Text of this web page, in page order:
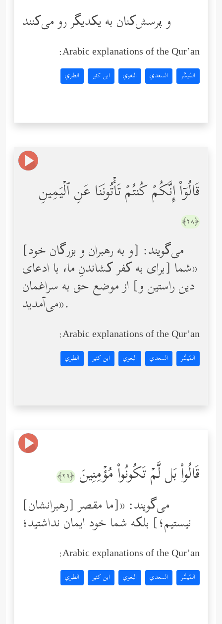
و پرسش‌کنان به یکدیگر رو می‌کنند
Arabic explanations of the Qur’an:
المُيسَّر السعدي البغوي ابن كثير الطبري
قَالُوۤاْ إِنَّكُمۡ كُنتُمۡ تَأۡتُونَنَا عَنِ ٱلۡیَمِینِ
﴿٢٨﴾
[و به رهبران و بزرگان خود] می‌گویند:
«شما [برای به کفر کشاندنِ ما، با ادعای
دین راستین و] از موضع حق به سراغمان
می‌آمدید».
Arabic explanations of the Qur’an:
المُيسَّر السعدي البغوي ابن كثير الطبري
قَالُواْ بَل لَّمۡ تَكُونُواْ مُؤۡمِنِینَ ﴿٢٩﴾
[رهبرانشان] می‌گویند: «[ما مقصر
نیستیم؛] بلکه شما خود ایمان نداشتید؛
Arabic explanations of the Qur’an:
المُيسَّر السعدي البغوي ابن كثير الطبري